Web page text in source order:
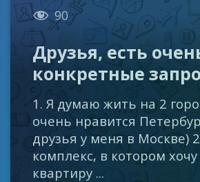
 90
Друзья, есть
конкретные
1. Я думаю жить на 2
очень нравится
друзья у меня в Москве)
комплекс, в котором
квартиру ...